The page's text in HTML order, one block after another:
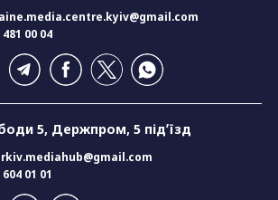
00 04
5, Держпром, 5 підʼїзд
01 01